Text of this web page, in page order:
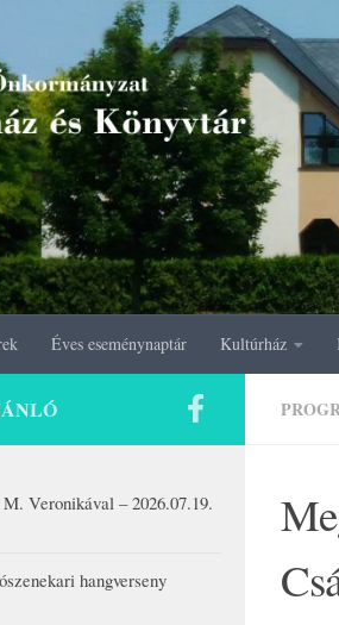
Éves eseménynaptár Kultúrház
Veronikával – 2026.07.19.
hangverseny